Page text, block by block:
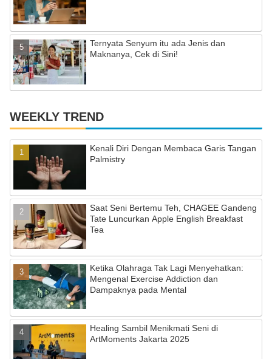
Ternyata Senyum itu ada Jenis dan
Maknanya, Cek di Sini!
WEEKLY TREND
Kenali Diri Dengan Membaca Garis Tangan
Palmistry
Saat Seni Bertemu Teh, CHAGEE Gandeng
Tate Luncurkan Apple English Breakfast
Tea
Ketika Olahraga Tak Lagi Menyehatkan:
Mengenal Exercise Addiction dan
Dampaknya pada Mental
Healing Sambil Menikmati Seni di
ArtMoments Jakarta 2025